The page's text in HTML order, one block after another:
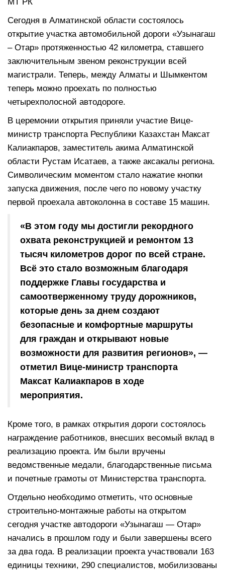
Сегодня в Алматинской области состоялось
открытие участка автомобильной дороги «Узынагаш
– Отар» протяженностью 42 километра, ставшего
заключительным звеном реконструкции всей
магистрали. Теперь, между Алматы и Шымкентом
теперь можно проехать по полностью
четырехполосной автодороге.
В церемонии открытия приняли участие Вице-
министр транспорта Республики Казахстан Максат
Калиакпаров, заместитель акима Алматинской
области Рустам Исатаев, а также аксакалы региона.
Символическим моментом стало нажатие кнопки
запуска движения, после чего по новому участку
первой проехала автоколонна в составе 15 машин.
«В этом году мы достигли рекордного
охвата реконструкцией и ремонтом 13
тысяч километров дорог по всей стране.
Всё это стало возможным благодаря
поддержке Главы государства и
самоотверженному труду дорожников,
которые день за днем создают
безопасные и комфортные маршруты
для граждан и открывают новые
возможности для развития регионов», —
отметил Вице-министр транспорта
Максат Калиакпаров в ходе
мероприятия.
Кроме того, в рамках открытия дороги состоялось
награждение работников, внесших весомый вклад в
реализацию проекта. Им были вручены
ведомственные медали, благодарственные письма
и почетные грамоты от Министерства транспорта.
Отдельно необходимо отметить, что основные
строительно-монтажные работы на открытом
сегодня участке автодороги «Узынагаш — Отар»
начались в прошлом году и были завершены всего
за два года. В реализации проекта участвовали 163
единицы техники, 290 специалистов, мобилизованы